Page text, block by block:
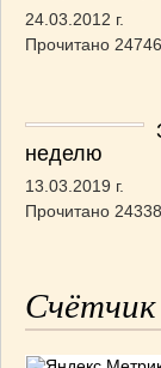
24.03.2012 г.
Прочитано 24746
неделю
13.03.2019 г.
Прочитано 24338
Счётчик